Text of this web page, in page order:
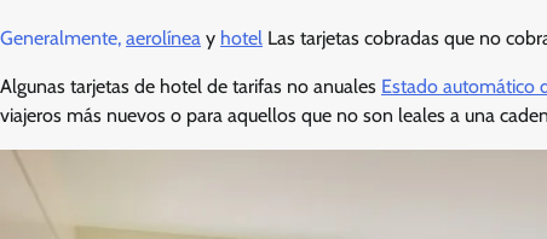
Generalmente, aerolínea y hotel Las tarjetas cobradas que no
Algunas tarjetas de hotel de tarifas no anuales Estado automático
viajeros más nuevos o para aquellos que no son leales a una